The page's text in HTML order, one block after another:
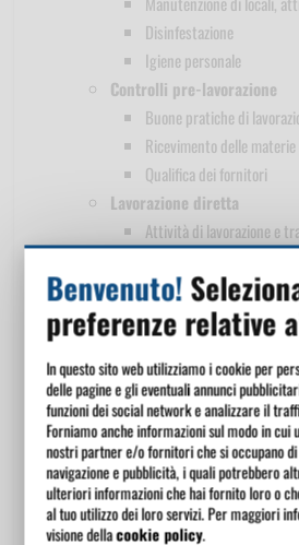
Disinfestazione
Igiene personale
Controlli pre-lavorazione
Buone pratiche di
Ricevimento delle
Qualifica dei fornitori
Lavorazione diretta
Attività di lavorazione e
Lavorazioni a rischio
Potabilità dell'acqua
Conservazione e
Congelamento e
Conservazione
Presentazione e
Controlli post-lavorazione
Trasporto
Attività di fine giornata
Benvenuto!
preferenze relative
In questo sito web utilizziamo i cookie per
delle pagine e gli eventuali annunci
funzioni dei social network e analizzare il
Forniamo anche informazioni sul modo in
nostri partner e/o fornitori che si occupano
navigazione e pubblicità, i quali potrebbero
ulteriori informazioni che hai fornito loro o
al tuo utilizzo dei loro servizi. Per maggiori
visione dellacookie policy.